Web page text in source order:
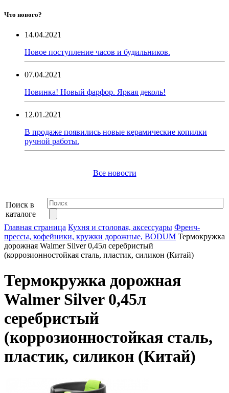
Что нового?
14.04.2021
Новое поступление часов и будильников.
07.04.2021
Новинка! Новый фарфор. Яркая деколь!
12.01.2021
В продаже появились новые керамические копилки
ручной работы.
Все новости
Поиск в
каталоге
Главная страница Кухня и столовая, аксессуары Френч-
прессы, кофейники, кружки дорожные, BODUM Термокружка
дорожная Walmer Silver 0,45л серебристый
(коррозионностойкая сталь, пластик, силикон (Китай)
Термокружка дорожная
Walmer Silver 0,45л
серебристый
(коррозионностойкая сталь,
пластик, силикон (Китай)